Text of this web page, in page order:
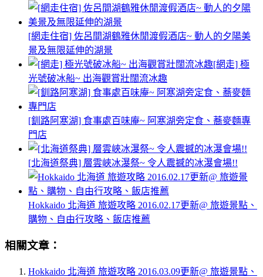
[網走住宿] 佐呂間湖鶴雅休閒渡假酒店~ 動人的夕陽美
景及無限延伸的湖景
[網走] 極
光號破冰船~ 出海觀賞壯闊流冰趣
[釧路阿寒湖] 食事處百味庵~ 阿寒湖旁定食、蕎麥麵專
門店
[北海道祭典] 層雲峽冰瀑祭~ 令人震撼的冰瀑會場!!
Hokkaido 北海道 旅遊攻略 2016.02.17更新@ 旅遊景點、
購物、自由行攻略、飯店推薦
相關文章：
Hokkaido 北海道 旅遊攻略 2016.03.09更新@ 旅遊景點、